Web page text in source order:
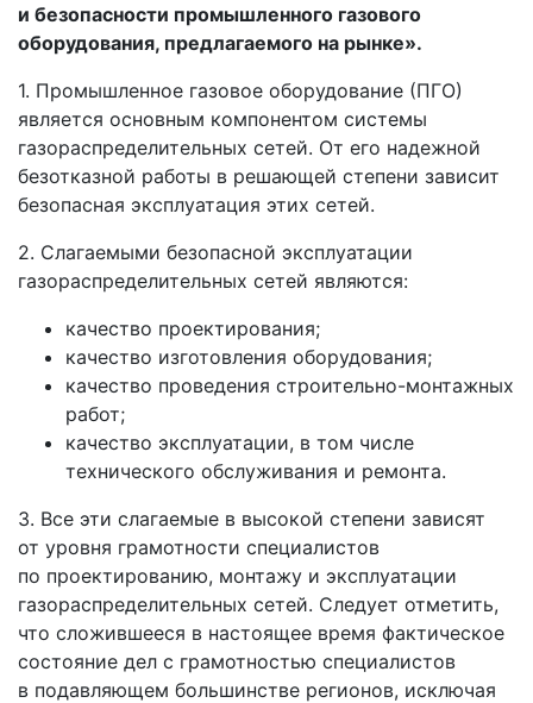
и безопасности промышленного газового
оборудования, предлагаемого на рынке».
1. Промышленное газовое оборудование (ПГО)
является основным компонентом системы
газораспределительных сетей. От его надежной
безотказной работы в решающей степени зависит
безопасная эксплуатация этих сетей.
2. Слагаемыми безопасной эксплуатации
газораспределительных сетей являются:
качество проектирования;
качество изготовления оборудования;
качество проведения строительно-монтажных
работ;
качество эксплуатации, в том числе
технического обслуживания и ремонта.
3. Все эти слагаемые в высокой степени зависят
от уровня грамотности специалистов
по проектированию, монтажу и эксплуатации
газораспределительных сетей. Следует отметить,
что сложившееся в настоящее время фактическое
состояние дел с грамотностью специалистов
в подавляющем большинстве регионов, исключая